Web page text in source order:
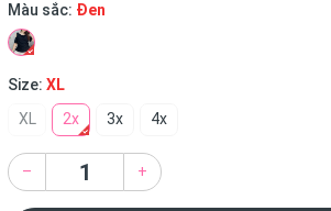
Màu sắc: Đen
Size: XL
XL
2x 3x 4x
– +